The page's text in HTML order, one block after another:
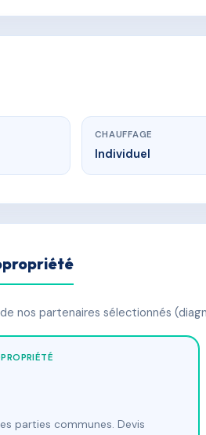
CHAUFFAGE
Individuel
nos partenaires sélectionnés
parties communes. Devis